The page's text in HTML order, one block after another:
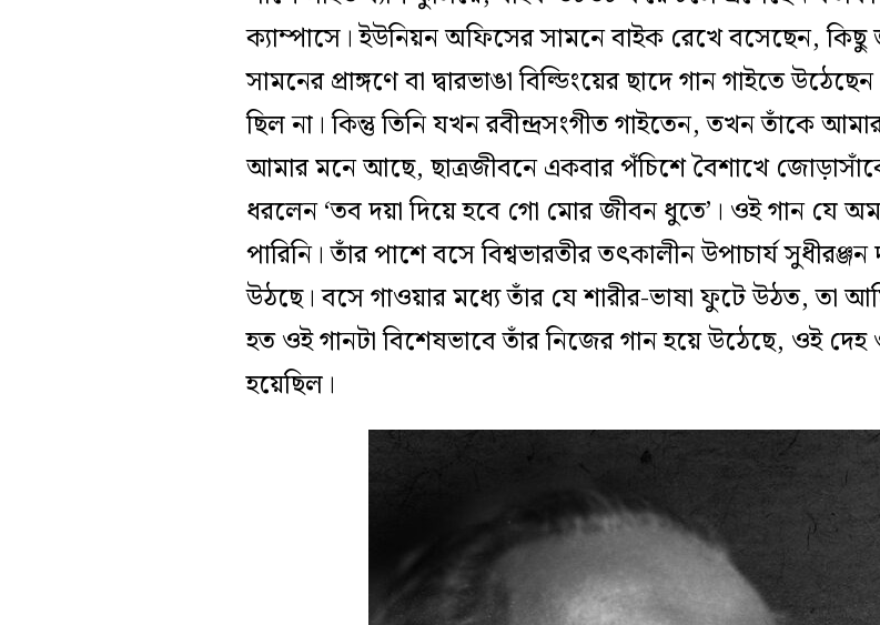
ক্যাম্পাসে। ইউনিয়ন অফিসের সামনে বাইক রেখে বসেছেন,
সামনের প্রাঙ্গণে বা দ্বারভাঙা বিল্ডিংয়ের ছাদে গান গাইতে
ছিল না। কিন্তু তিনি যখন রবীন্দ্রসংগীত গাইতেন, তখন তাঁকে
আমার মনে আছে, ছাত্রজীবনে একবার পঁচিশে বৈশাখে
ধরলেন ‘তব দয়া দিয়ে হবে গো মোর জীবন ধুতে’। ওই গান যে
পারিনি। তাঁর পাশে বসে বিশ্বভারতীর তৎকালীন উপাচার্য
উঠছে। বসে গাওয়ার মধ্যে তাঁর যে শারীর-ভাষা ফুটে উঠত, তা
হত ওই গানটা বিশেষভাবে তাঁর নিজের গান হয়ে উঠেছে, ওই দেহ
হয়েছিল।